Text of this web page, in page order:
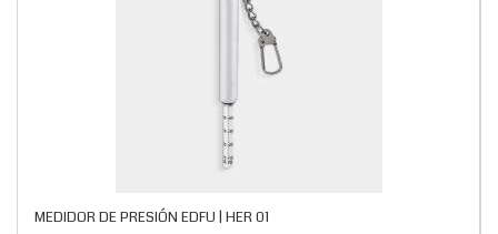
MEDIDOR DE PRESIÓN EDFU | HER 01